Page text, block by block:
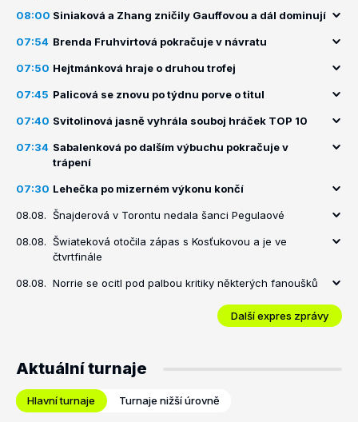
08:00 Siniaková a Zhang zničily Gauffovou a dál dominují
07:54 Brenda Fruhvirtová pokračuje v návratu
07:50 Hejtmánková hraje o druhou trofej
07:45 Palicová se znovu po týdnu porve o titul
07:40 Svitolinová jasně vyhrála souboj hráček TOP 10
07:34 Sabalenková po dalším výbuchu pokračuje v
trápení
07:30 Lehečka po mizerném výkonu končí
08.08. Šnajderová v Torontu nedala šanci Pegulaové
08.08. Šwiateková otočila zápas s Kosťukovou a je ve
čtvrtfinále
08.08. Norrie se ocitl pod palbou kritiky některých fanoušků
Další expres zprávy
Aktuální turnaje
Hlavní turnaje Turnaje nižší úrovně